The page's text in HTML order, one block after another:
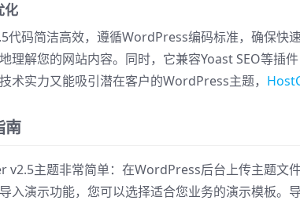
化
代码简洁高效，遵循WordPress编码标准，确保快
理解您的网站内容。同时，它兼容Yoast SEO等插
术实力又能吸引潜在客户的WordPress主题，
南
v2.5主题非常简单：在WordPress后台上传主题文
入演示功能，您可以选择适合您业务的演示模板。